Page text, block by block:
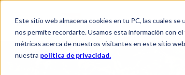
Este sitio web almacena cookies en tu PC, las cuales
nos permite recordarte. Usamos esta información con
métricas acerca de nuestros visitantes en este sitio
nuestra política de privacidad.
QUIÉNES SOMOS